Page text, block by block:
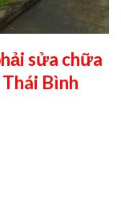
sửa chữa
Bình